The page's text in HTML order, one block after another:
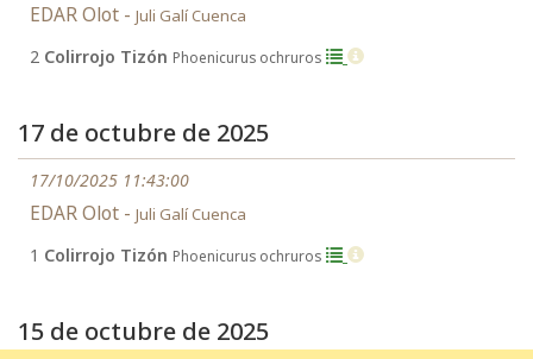
EDAR Olot - Juli Galí Cuenca
2 Colirrojo Tizón Phoenicurus ochruros
17 de octubre de 2025
17/10/2025 11:43:00
EDAR Olot - Juli Galí Cuenca
1 Colirrojo Tizón Phoenicurus ochruros
15 de octubre de 2025